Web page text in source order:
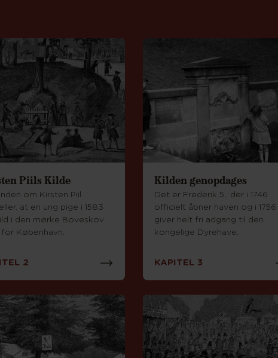
Piils Kilde
om Kirsten Piil
at en ung pige i 1583
i den mørke Boveskov
København.
2
Kilden genopdages
Det er Frederik 5., der i 1746
officielt åbner haven og i 1756
giver helt fri adgang til den
kongelige Dyrehave.
KAPITEL 3